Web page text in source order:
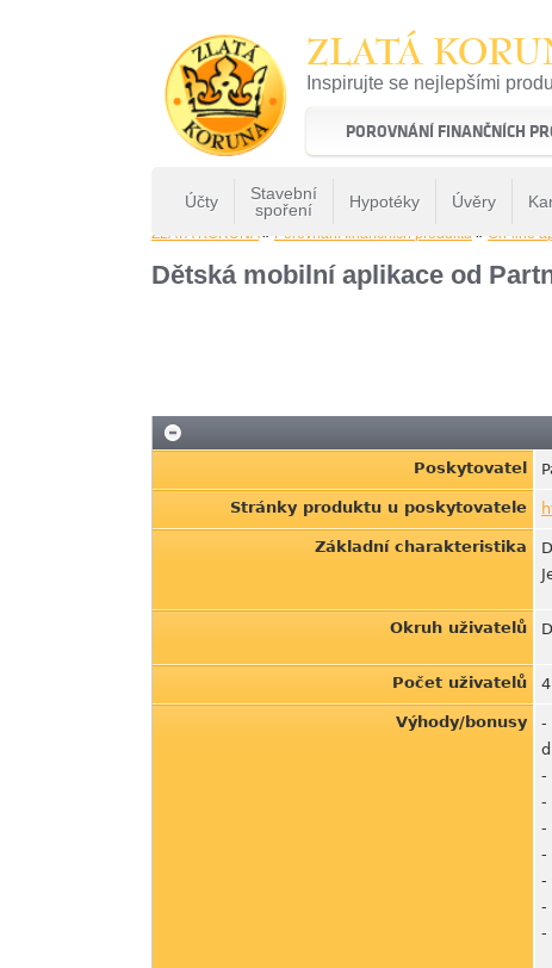
ZLATÁ
Inspirujte se nejlepšími
22 let tradice a kvality na
POROVNÁNÍ FINANČNÍCH
Účty
Stavební
spoření
Hypotéky Úvěry
ZLATÁ KORUNA» Porovnání finančních produktů » On-line
Dětská mobilní aplikace od
Poskytovatel
Stránky produktu u poskytovatele
Základní charakteristika
Okruh uživatelů
Počet uživatelů
Výhody/bonusy
-
-
-
-
-
-
-
-